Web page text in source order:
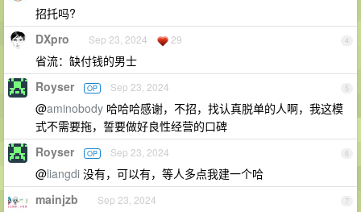
招托吗?
4
DXpro Sep 23, 2024 29
省流：缺付钱的男士
5
Royser OP Sep 23, 2024
@aminobody 哈哈哈感谢，不招，找认真脱单的人啊，我这模
式不需要拖，誓要做好良性经营的口碑
6
Royser OP Sep 23, 2024
@liangdi 没有，可以有，等人多点我建一个哈
7
mainjzb Sep 23, 2024